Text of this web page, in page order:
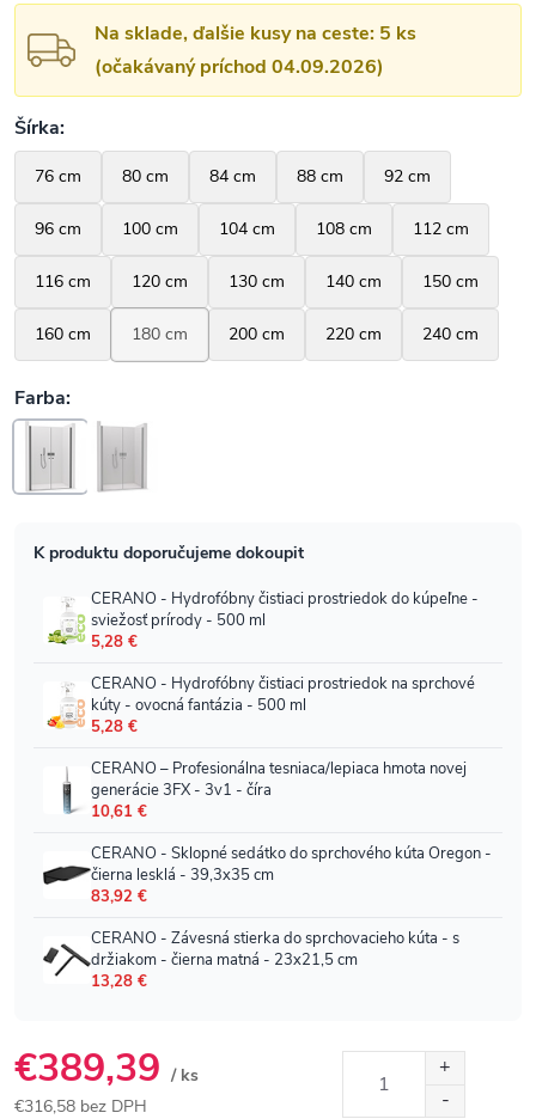
Na sklade, ďalšie kusy na ceste: 5 ks
(očakávaný príchod 04.09.2026)
€389,39 / ks
€316,58 bez DPH